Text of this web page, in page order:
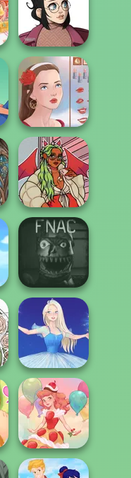
DIY Phone Case
Shop
Casual Icon
Maker
Portrait Maker
https://www.dolldivine.com/
Five Nights At
Christmas
Ice Ballerina